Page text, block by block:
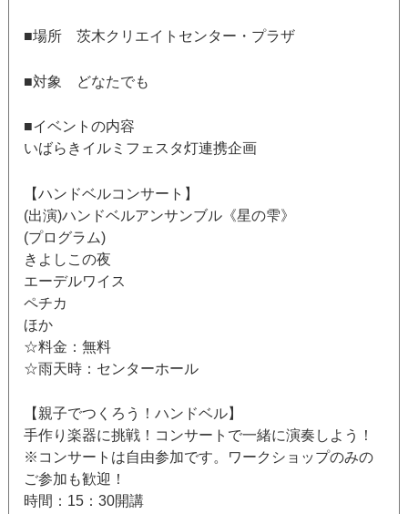
■場所 茨木クリエイトセンター・プラザ
■対象 どなたでも
■イベントの内容
いばらきイルミフェスタ灯連携企画
【ハンドベルコンサート】
(出演)ハンドベルアンサンブル《星の雫》
(プログラム)
きよしこの夜
エーデルワイス
ペチカ
ほか
☆料金：無料
☆雨天時：センターホール
【親子でつくろう！ハンドベル】
手作り楽器に挑戦！コンサートで一緒に演奏しよう！
※コンサートは自由参加です。ワークショップのみの
ご参加も歓迎！
時間：15：30開講